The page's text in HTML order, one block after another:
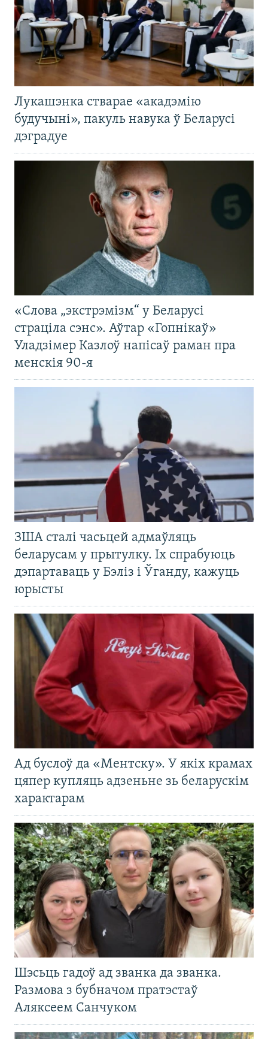
Лукашэнка стварае «акадэмію
будучыні», пакуль навука ў Беларусі
дэградуе
«Слова „экстрэмізм“ у Беларусі
страціла сэнс». Аўтар «Гопнікаў»
Уладзімер Казлоў напісаў раман пра
менскія 90-я
ЗША сталі часьцей адмаўляць
беларусам у прытулку. Іх спрабуюць
дэпартаваць у Бэліз і Ўганду, кажуць
юрысты
Ад буслоў да «Ментску». У якіх крамах
цяпер купляць адзеньне зь беларускім
характарам
Шэсьць гадоў ад званка да званка.
Размова з бубначом пратэстаў
Аляксеем Санчуком